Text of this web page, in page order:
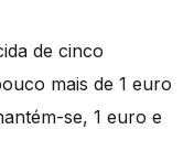
de cinco
mais de 1 euro
se, 1 euro e